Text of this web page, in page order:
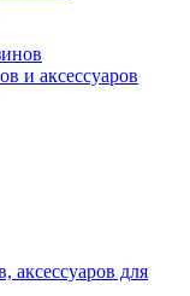
и аксессуаров
аксессуаров для